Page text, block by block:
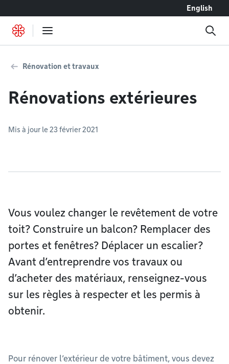
English
Rénovation et travaux
Rénovations extérieures
Mis à jour le 23 février 2021
Vous voulez changer le revêtement de votre
toit? Construire un balcon? Remplacer des
portes et fenêtres? Déplacer un escalier?
Avant d’entreprendre vos travaux ou
d’acheter des matériaux, renseignez-vous
sur les règles à respecter et les permis à
obtenir.
Pour rénover l’extérieur de votre bâtiment, vous devez